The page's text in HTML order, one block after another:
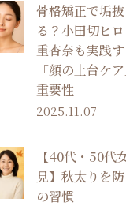
骨格矯正で垢
る？小田切ヒ
重杏奈も実践す
「顔の土台ケ
重要性
2025.11.07
【40代・50代
見】秋太りを
の習慣